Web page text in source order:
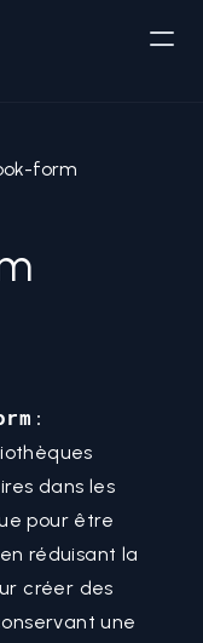
form
:
dans les
pour être
réduisant la
créer des
une